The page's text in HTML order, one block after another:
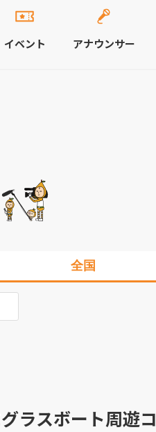
イベント アナウンサー
全国
ラスボート周遊コ